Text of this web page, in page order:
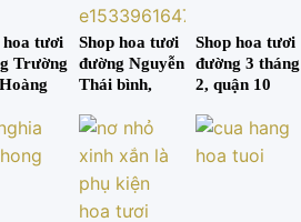
hoa tươi
Trường
Shop hoa tươi
đường Nguyễn
Thái bình,
Shop hoa tươi
đường 3 tháng
2, quận 10